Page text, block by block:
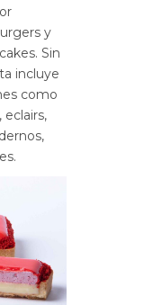
y
Sin
incluye
como
eclairs,